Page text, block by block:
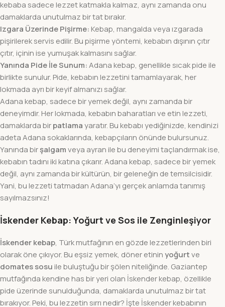
kebaba sadece lezzet katmakla kalmaz, aynı zamanda onu
damaklarda unutulmaz bir tat bırakır.
Izgara Üzerinde Pişirme: Kebap, mangalda veya ızgarada
pişirilerek servis edilir. Bu pişirme yöntemi, kebabın dışının çıtır
çıtır, içinin ise yumuşak kalmasını sağlar.
Yanında Pide İle Sunum:Adana kebap, genellikle sıcak pide ile
birlikte sunulur. Pide, kebabın lezzetini tamamlayarak, her
lokmada ayrı bir keyif almanızı sağlar.
Adana kebap, sadece bir yemek değil, aynı zamanda bir
deneyimdir. Her lokmada, kebabın baharatları ve etin lezzeti,
damaklarda birpatlamayaratır. Bu kebabı yediğinizde, kendinizi
adeta Adana sokaklarında, kebapçıların önünde bulursunuz.
Yanında birşalgamveya ayran ile bu deneyimi taçlandırmak ise,
kebabın tadını iki katına çıkarır. Adana kebap, sadece bir yemek
değil, aynı zamanda bir kültürün, bir geleneğin de temsilcisidir.
Yani, bu lezzeti tatmadan Adana’yı gerçek anlamda tanımış
sayılmazsınız!
İskender Kebap: Yoğurt ve Sos ile Zenginleşiyor
İskender kebap, Türk mutfağının en gözde lezzetlerinden biri
olarak öne çıkıyor. Bu eşsiz yemek, döner etininyoğurtve
domates sosu ile buluştuğu bir şölen niteliğinde. Gaziantep
mutfağında kendine has bir yeri olan İskender kebap, özellikle
pide üzerinde sunulduğunda, damaklarda unutulmaz bir tat
bırakıyor. Peki, bu lezzetin sırrı nedir? İşte İskender kebabının